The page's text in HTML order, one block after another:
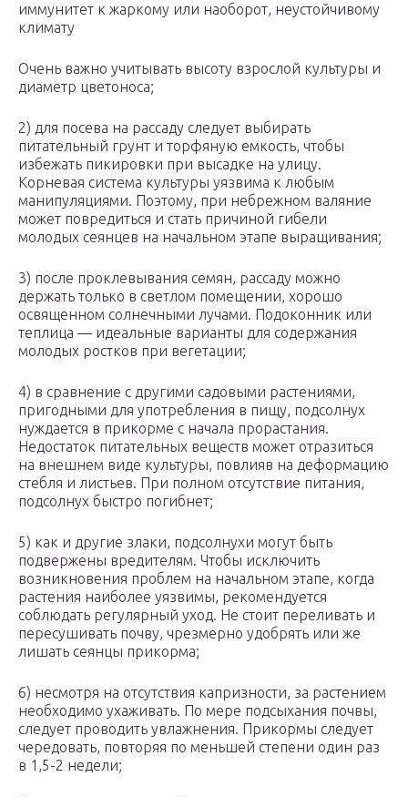
иммунитет к жаркому или наоборот, неустойчивому
климату
Очень важно учитывать высоту взрослой культуры и
диаметр цветоноса;
2) для посева на рассаду следует выбирать
питательный грунт и торфяную емкость, чтобы
избежать пикировки при высадке на улицу.
Корневая система культуры уязвима к любым
манипуляциями. Поэтому, при небрежном валяние
может повредиться и стать причиной гибели
молодых сеянцев на начальном этапе выращивания;
3) после проклевывания семян, рассаду можно
держать только в светлом помещении, хорошо
освященном солнечными лучами. Подоконник или
теплица — идеальные варианты для содержания
молодых ростков при вегетации;
4) в сравнение с другими садовыми растениями,
пригодными для употребления в пищу, подсолнух
нуждается в прикорме с начала прорастания.
Недостаток питательных веществ может отразиться
на внешнем виде культуры, повлияв на деформацию
стебля и листьев. При полном отсутствие питания,
подсолнух быстро погибнет;
5) как и другие злаки, подсолнухи могут быть
подвержены вредителям. Чтобы исключить
возникновения проблем на начальном этапе, когда
растения наиболее уязвимы, рекомендуется
соблюдать регулярный уход. Не стоит переливать и
пересушивать почву, чрезмерно удобрять или же
лишать сеянцы прикорма;
6) несмотря на отсутствия капризности, за растением
необходимо ухаживать. По мере подсыхания почвы,
следует проводить увлажнения. Прикормы следует
чередовать, повторяя по меньшей степени один раз
в 1,5-2 недели;